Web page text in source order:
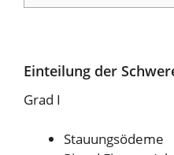
Einteilung der
Grad I
Stauungsödeme